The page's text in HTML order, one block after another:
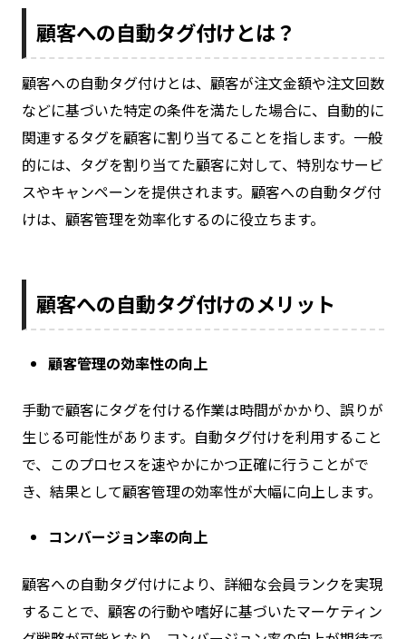
顧客への自動タグ付けとは？
顧客への自動タグ付けとは、顧客が注文金額や注文回数
などに基づいた特定の条件を満たした場合に、自動的に
関連するタグを顧客に割り当てることを指します。一般
的には、タグを割り当てた顧客に対して、特別なサービ
スやキャンペーンを提供されます。顧客への自動タグ付
けは、顧客管理を効率化するのに役立ちます。
顧客への自動タグ付けのメリット
顧客管理の効率性の向上
手動で顧客にタグを付ける作業は時間がかかり、誤りが
生じる可能性があります。自動タグ付けを利用すること
で、このプロセスを速やかにかつ正確に行うことがで
き、結果として顧客管理の効率性が大幅に向上します。
コンバージョン率の向上
顧客への自動タグ付けにより、詳細な会員ランクを実現
することで、顧客の行動や嗜好に基づいたマーケティン